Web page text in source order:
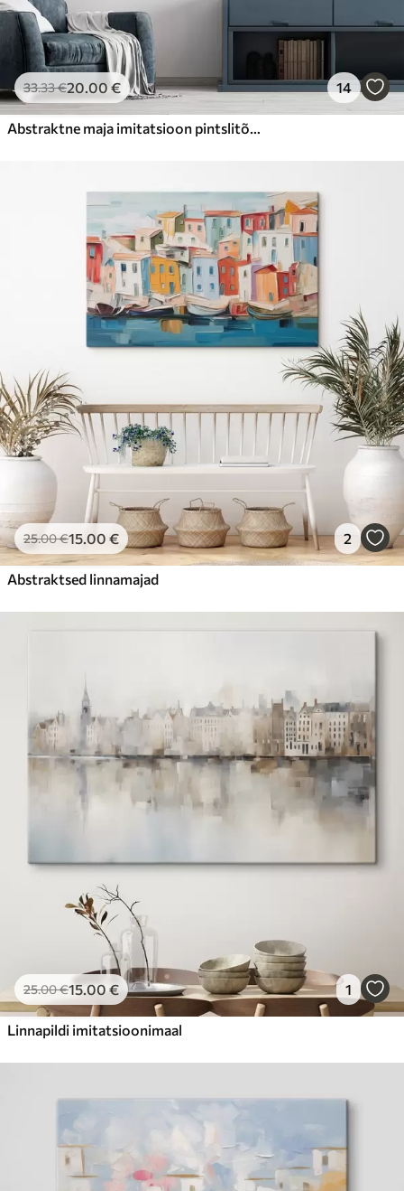
33.33€20.00 € 14
Abstraktne maja imitatsioon pintslitõmme
25.00€15.00 € 2
Abstraktsed linnamajad
25.00€15.00 € 1
Linnapildi imitatsioonimaal